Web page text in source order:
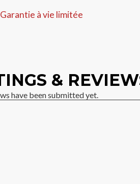
Garantie à vie limitée